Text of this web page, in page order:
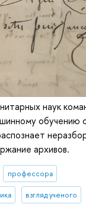
наук
обучению
архивов.
профессора
взгляд ученого